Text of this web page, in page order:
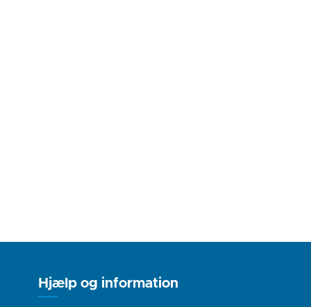
Hjælp og information